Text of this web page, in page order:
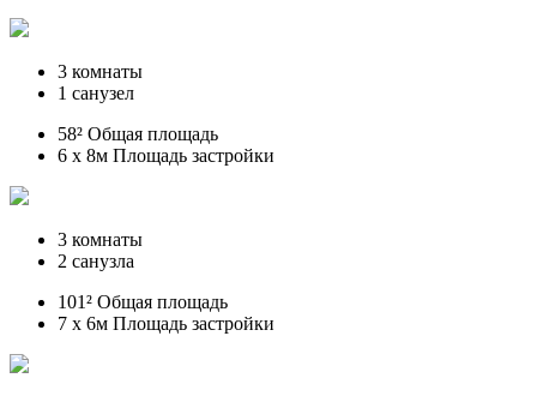
3 комнаты
1 санузел
58² Общая площадь
6 x 8м Площадь застройки
3 комнаты
2 санузла
101² Общая площадь
7 x 6м Площадь застройки